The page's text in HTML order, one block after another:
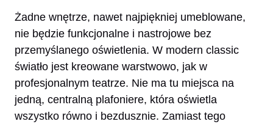
Żadne wnętrze, nawet najpiękniej umeblowane,
nie będzie funkcjonalne i nastrojowe bez
przemyślanego oświetlenia. W modern classic
światło jest kreowane warstwowo, jak w
profesjonalnym teatrze. Nie ma tu miejsca na
jedną, centralną plafoniere, która oświetla
wszystko równo i bezdusznie. Zamiast tego